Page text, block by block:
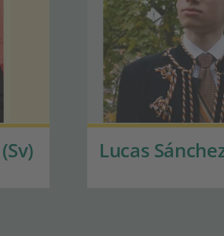
Lucas